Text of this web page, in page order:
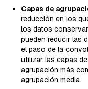
Capas de
reducción en los
los datos
pueden reducir las
el paso de la
utilizar las capas
agrupación más
agrupación media.